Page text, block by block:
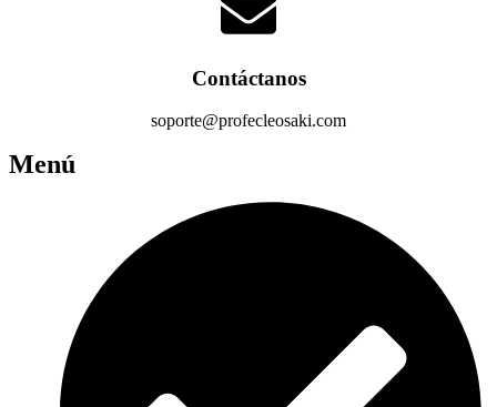
Contáctanos
soporte@profecleosaki.com
Menú